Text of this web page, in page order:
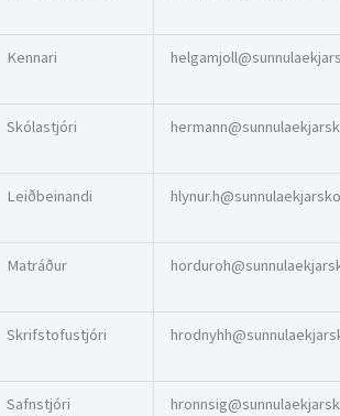
Kennari
Skólastjóri
Leiðbeinandi
Matráður
Skrifstofustjóri
Safnstjóri